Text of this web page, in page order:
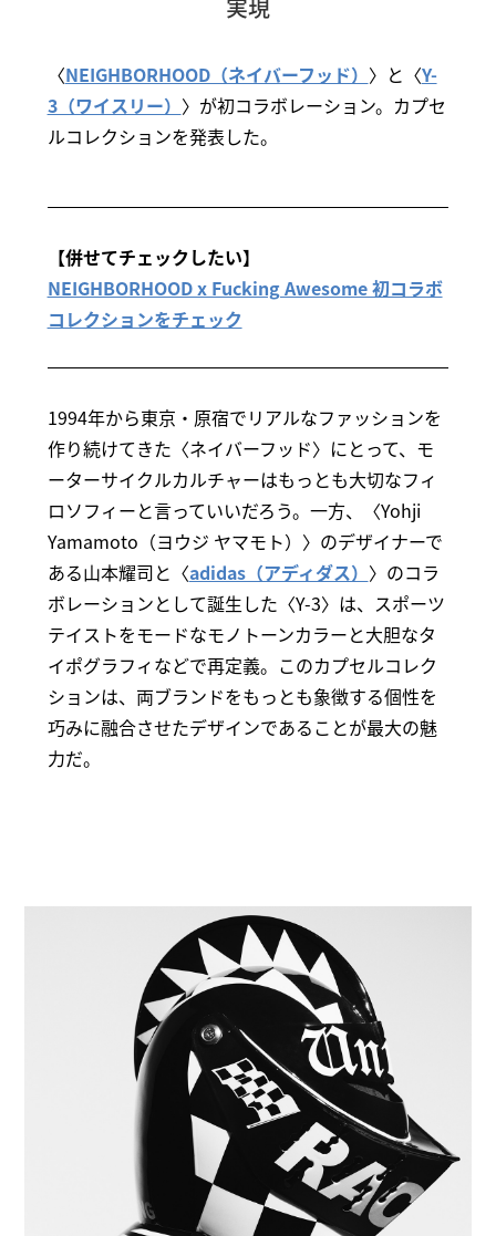
実現
〈NEIGHBORHOOD（ネイバーフッド） 〉と〈Y-
3（ワイスリー） 〉が初コラボレーション。カプセ
ルコレクションを発表した。
【併せてチェックしたい】
NEIGHBORHOOD x Fucking Awesome 初コラボ
コレクションをチェック
1994年から東京・原宿でリアルなファッションを
作り続けてきた〈ネイバーフッド〉にとって、モ
ーターサイクルカルチャーはもっとも大切なフィ
ロソフィーと言っていいだろう。一方、〈Yohji
Yamamoto（ヨウジ ヤマモト）〉のデザイナーで
ある山本耀司と〈adidas（アディダス） 〉のコラ
ボレーションとして誕生した〈Y-3〉は、スポーツ
テイストをモードなモノトーンカラーと大胆なタ
イポグラフィなどで再定義。このカプセルコレク
ションは、両ブランドをもっとも象徴する個性を
巧みに融合させたデザインであることが最大の魅
力だ。